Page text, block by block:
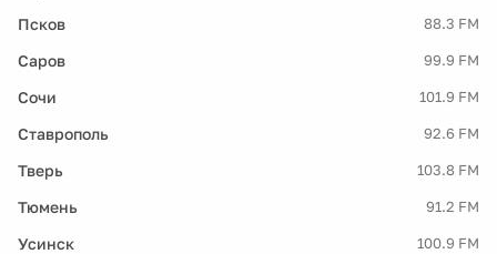
Псков 88.3 FM
Саров 99.9 FM
Сочи 101.9 FM
Ставрополь 92.6 FM
Тверь 103.8 FM
Тюмень 91.2 FM
Усинск 100.9 FM